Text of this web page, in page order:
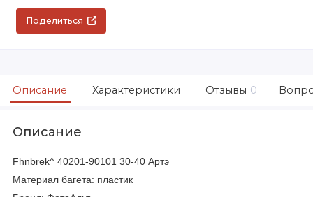
Поделиться
Описание Характеристики Отзывы 0
Описание
Fhnbrek^ 40201-90101 30-40 Артэ
Материал багета: пластик